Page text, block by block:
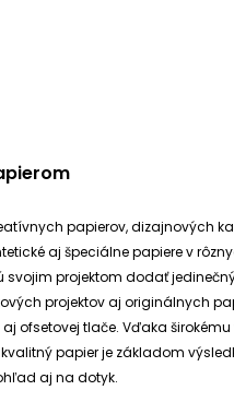
papierov, dizajnových
aj špeciálne papiere v
svojim projektom dodať
projektov aj originálnych
tlače. Vďaka
kvalitný papier je základom
aj na dotyk.